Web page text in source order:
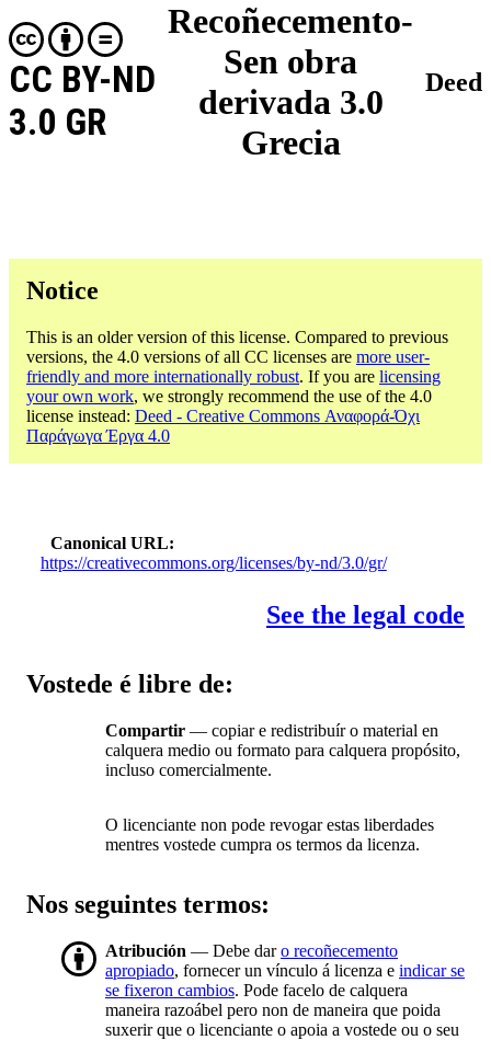
Recoñecemento-
Sen obra
derivada 3.0
Grecia
CC BY-ND
3.0 GR
Deed
Notice
This is an older version of this license. Compared to previous
versions, the 4.0 versions of all CC licenses are more user-
friendly and more internationally robust. If you are licensing
your own work, we strongly recommend the use of the 4.0
license instead: Deed - Creative Commons Αναφορά-Όχι
Παράγωγα Έργα 4.0
Canonical URL
https://creativecommons.org/licenses/by-nd/3.0/gr/
See the legal code
Vostede é libre de:
Compartir — copiar e redistribuír o material en
calquera medio ou formato para calquera propósito,
incluso comercialmente.
O licenciante non pode revogar estas liberdades
mentres vostede cumpra os termos da licenza.
Nos seguintes termos:
Atribución — Debe daro recoñecemento
apropiado, fornecer un vínculo á licenza e indicar se
se fixeron cambios. Pode facelo de calquera
maneira razoábel pero non de maneira que poida
suxerir que o licenciante o apoia a vostede ou o seu